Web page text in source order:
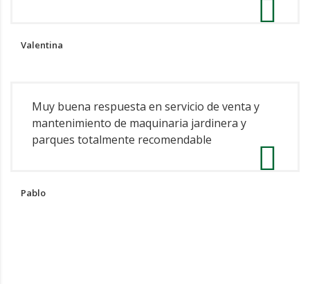
Valentina
Muy buena respuesta en servicio de venta y
mantenimiento de maquinaria jardinera y
parques totalmente recomendable
Pablo